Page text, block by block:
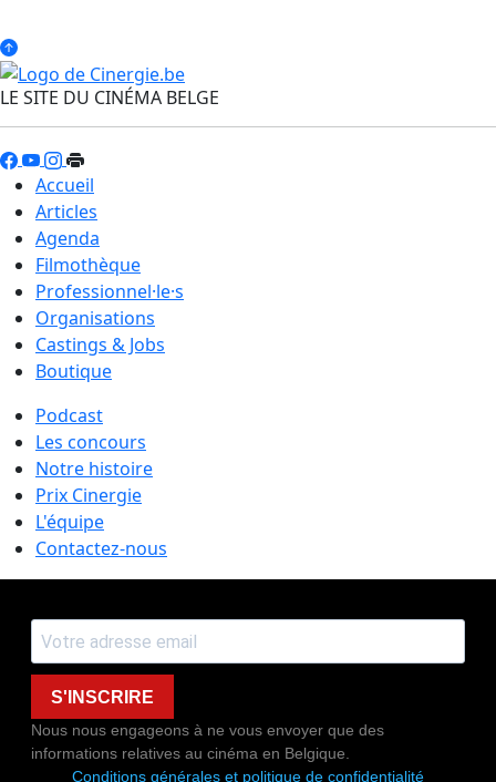
LE SITE DU CINÉMA BELGE
Accueil
Articles
Agenda
Filmothèque
Professionnel·le·s
Organisations
Castings & Jobs
Boutique
Podcast
Les concours
Notre histoire
Prix Cinergie
L'équipe
Contactez-nous
S'INSCRIRE
Nous nous engageons à ne vous envoyer que des
informations relatives au cinéma en Belgique.
Conditions générales et politique de confidentialité